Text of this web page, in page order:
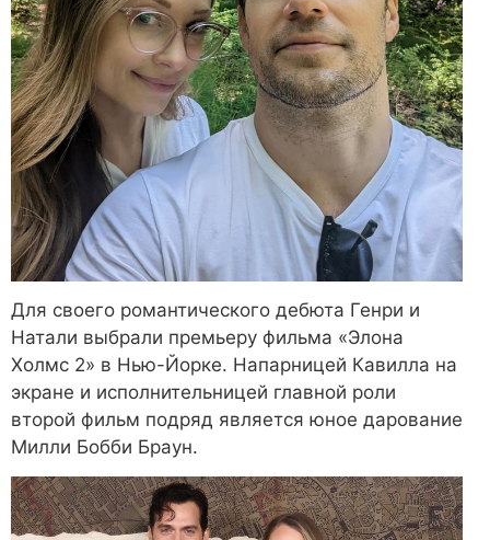
Для своего романтического дебюта Генри и
Натали выбрали премьеру фильма «Элона
Холмс 2» в Нью-Йорке. Напарницей Кавилла на
экране и исполнительницей главной роли
второй фильм подряд является юное дарование
Милли Бобби Браун.